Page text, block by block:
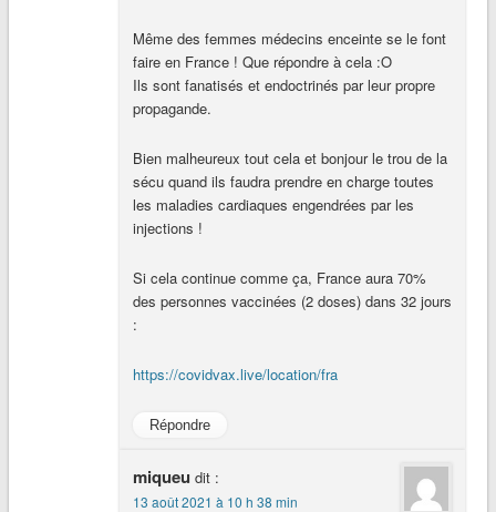
Même des femmes médecins enceinte se le font
faire en France ! Que répondre à cela :O
Ils sont fanatisés et endoctrinés par leur propre
propagande.
Bien malheureux tout cela et bonjour le trou de la
sécu quand ils faudra prendre en charge toutes
les maladies cardiaques engendrées par les
injections !
Si cela continue comme ça, France aura 70%
des personnes vaccinées (2 doses) dans 32 jours
:
https://covidvax.live/location/fra
Répondre
miqueu dit :
13 août 2021 à 10 h 38 min